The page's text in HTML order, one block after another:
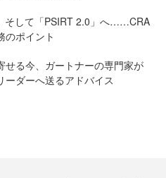
そして「PSIRT 2.0」へ……CRA
のポイント
せる今、ガートナーの専門家が
ーダーへ送るアドバイス